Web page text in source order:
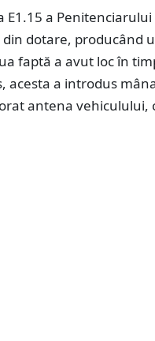
E1.15 a Penitenciarului
dotare, producând
faptă a avut loc în
acesta a introdus
antena vehiculului,